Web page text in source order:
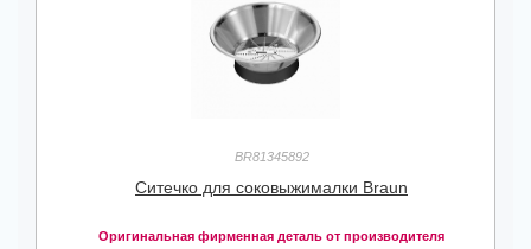
BR81345892
Ситечко для соковыжималки Braun
Оригинальная фирменная деталь от производителя